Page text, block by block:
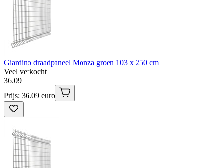
Giardino draadpaneel Monza groen 103 x 250 cm
Veel verkocht
36.09
Prijs: 36.09 euro